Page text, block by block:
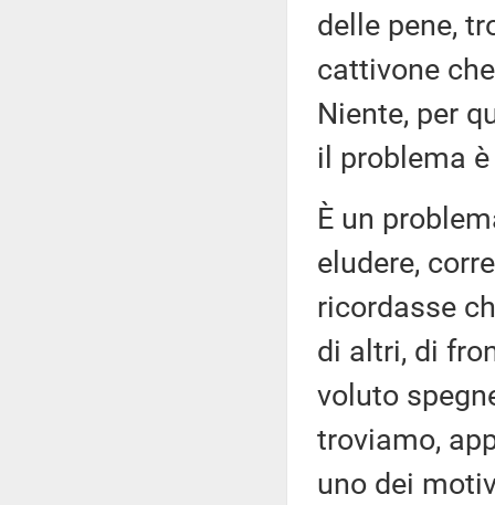
delle pene,
cattivone
Niente, per
il problema
È un
eludere,
ricordasse
di altri, di
voluto
troviamo,
uno dei